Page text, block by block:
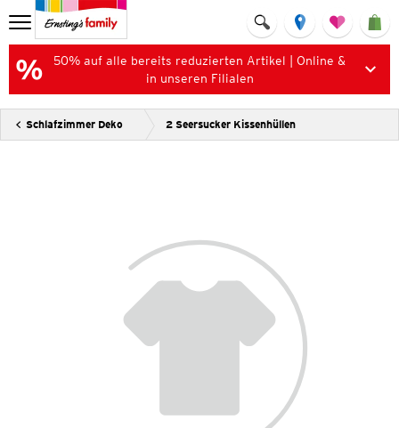
50% auf alle bereits reduzierten Artikel | Online &
in unseren Filialen
Schlafzimmer Deko 2 Seersucker Kissenhüllen